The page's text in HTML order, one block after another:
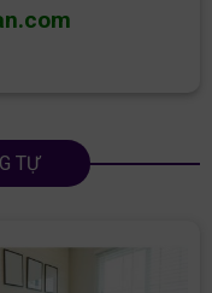
TỰ